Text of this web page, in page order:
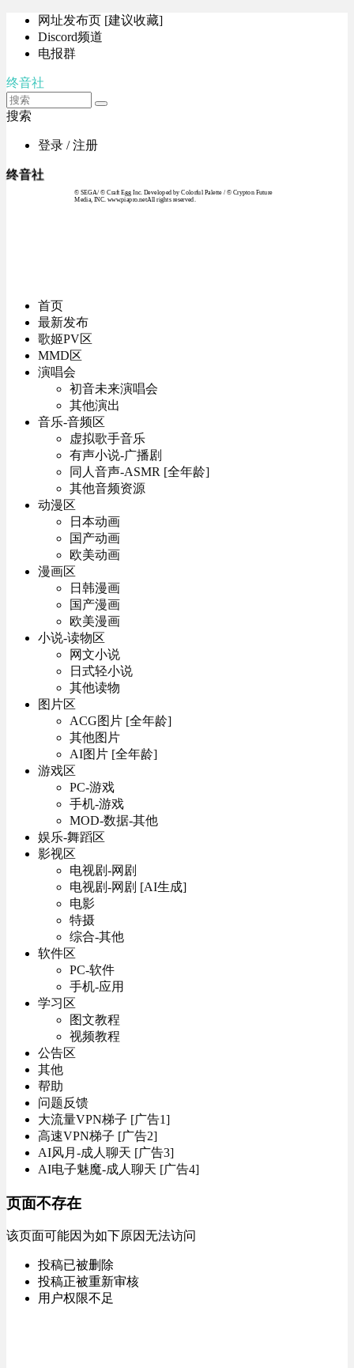
网址发布页 [建议收藏]
Discord频道
电报群
终音社
搜索
登录 / 注册
终音社
© SEGA / © Craft Egg Inc. Developed by Colorful Palette / © Crypton Future
Media, INC. www.piapro.netAll rights reserved.
首页
最新发布
歌姬PV区
MMD区
演唱会
初音未来演唱会
其他演出
音乐-音频区
虚拟歌手音乐
有声小说-广播剧
同人音声-ASMR [全年龄]
其他音频资源
动漫区
日本动画
国产动画
欧美动画
漫画区
日韩漫画
国产漫画
欧美漫画
小说-读物区
网文小说
日式轻小说
其他读物
图片区
ACG图片 [全年龄]
其他图片
AI图片 [全年龄]
游戏区
PC-游戏
手机-游戏
MOD-数据-其他
娱乐-舞蹈区
影视区
电视剧-网剧
电视剧-网剧 [AI生成]
电影
特摄
综合-其他
软件区
PC-软件
手机-应用
学习区
图文教程
视频教程
公告区
其他
帮助
问题反馈
大流量VPN梯子 [广告1]
高速VPN梯子 [广告2]
AI风月-成人聊天 [广告3]
AI电子魅魔-成人聊天 [广告4]
页面不存在
该页面可能因为如下原因无法访问
投稿已被删除
投稿正被重新审核
用户权限不足